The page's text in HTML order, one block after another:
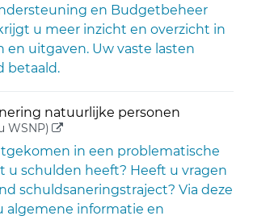
en Budgetbeheer
u meer inzicht en overzicht in
en uitgaven. Uw vaste lasten
betaald.
natuurlijke personen
WSNP) (externe link)
in een problematische
u schulden heeft? Heeft u vragen
schuldsaneringstraject? Via deze
algemene informatie en